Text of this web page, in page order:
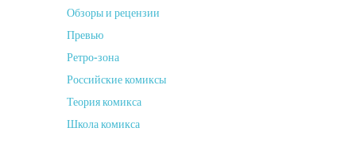
Обзоры и рецензии
Превью
Ретро-зона
Российские комиксы
Теория комикса
Школа комикса